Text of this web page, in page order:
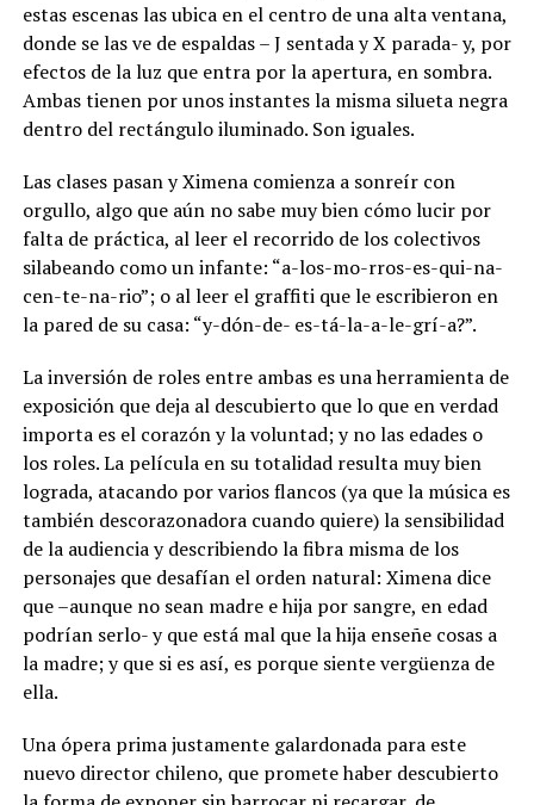
estas escenas las ubica en el centro de una alta ventana,
donde se las ve de espaldas – J sentada y X parada- y, por
efectos de la luz que entra por la apertura, en sombra.
Ambas tienen por unos instantes la misma silueta negra
dentro del rectángulo iluminado. Son iguales.
Las clases pasan y Ximena comienza a sonreír con
orgullo, algo que aún no sabe muy bien cómo lucir por
falta de práctica, al leer el recorrido de los colectivos
silabeando como un infante: “a-los-mo-rros-es-qui-na-
cen-te-na-rio”; o al leer el graffiti que le escribieron en
la pared de su casa: “y-dón-de- es-tá-la-a-le-grí-a?”.
La inversión de roles entre ambas es una herramienta de
exposición que deja al descubierto que lo que en verdad
importa es el corazón y la voluntad; y no las edades o
los roles. La película en su totalidad resulta muy bien
lograda, atacando por varios flancos (ya que la música es
también descorazonadora cuando quiere) la sensibilidad
de la audiencia y describiendo la fibra misma de los
personajes que desafían el orden natural: Ximena dice
que –aunque no sean madre e hija por sangre, en edad
podrían serlo- y que está mal que la hija enseñe cosas a
la madre; y que si es así, es porque siente vergüenza de
ella.
Una ópera prima justamente galardonada para este
nuevo director chileno, que promete haber descubierto